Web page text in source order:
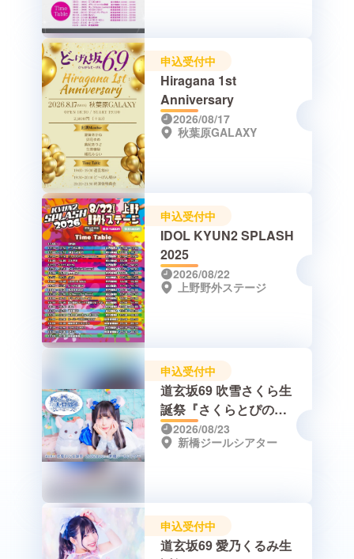
申込受付中
Hiragana 1st
Anniversary
2026/08/17
秋葉原GALAXY
申込受付中
IDOL KYUN2 SPLASH
2025
2026/08/22
上野野外ステージ
申込受付中
道玄坂69 吹雪さくら生
誕祭『さくらとぴのの
大冒険～革命を起こす
よ～』
2026/08/23
新橋ジールシアター
申込受付中
道玄坂69 愛乃くるみ生